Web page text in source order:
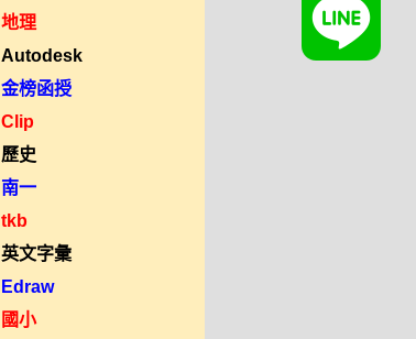
地理
Autodesk
金榜函授
Clip
歷史
南一
tkb
英文字彙
Edraw
國小